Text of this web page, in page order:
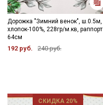
Дорожка "Зимний венок", ш.0.5м,
хлопок-100%, 228гр/м.кв, раппорт
64см
192 руб. 240 руб.
СКИДКА 20%